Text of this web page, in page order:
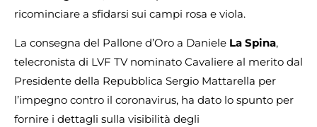
ricominciare a sfidarsi sui campi rosa e viola.
La consegna del Pallone d’Oro a Daniele La Spina,
telecronista di LVF TV nominato Cavaliere al merito dal
Presidente della Repubblica Sergio Mattarella per
l’impegno contro il coronavirus, ha dato lo spunto per
fornire i dettagli sulla visibilità degli